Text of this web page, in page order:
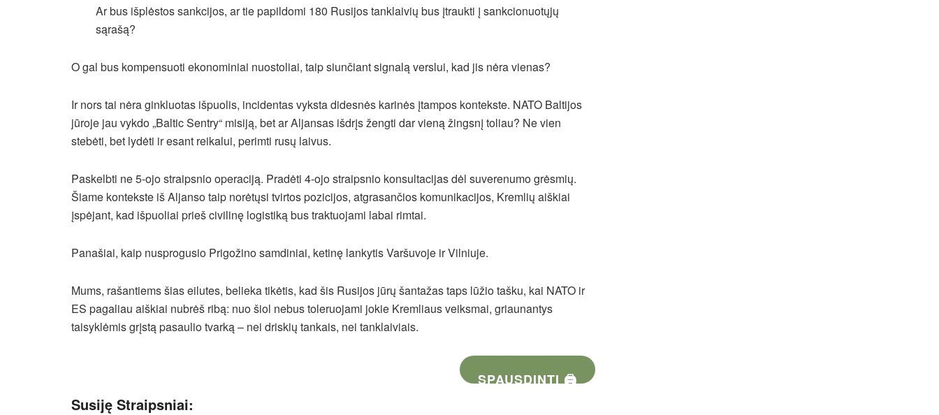
Ar bus išplėstos sankcijos, ar tie papildomi 180 Rusijos tanklaivių bus įtraukti į sankcionuotųjų
sąrašą?
O gal bus kompensuoti ekonominiai nuostoliai, taip siunčiant signalą verslui, kad jis nėra vienas?
Ir nors tai nėra ginkluotas išpuolis, incidentas vyksta didesnės karinės įtampos kontekste. NATO Baltijos
jūroje jau vykdo „Baltic Sentry“ misiją, bet ar Aljansas išdrįs žengti dar vieną žingsnį toliau? Ne vien
stebėti, bet lydėti ir esant reikalui, perimti rusų laivus.
Paskelbti ne 5-ojo straipsnio operaciją. Pradėti 4-ojo straipsnio konsultacijas dėl suverenumo grėsmių.
Šiame kontekste iš Aljanso taip norėtųsi tvirtos pozicijos, atgrasančios komunikacijos, Kremlių aiškiai
įspėjant, kad išpuoliai prieš civilinę logistiką bus traktuojami labai rimtai.
Panašiai, kaip nusprogusio Prigožino samdiniai, ketinę lankytis Varšuvoje ir Vilniuje.
Mums, rašantiems šias eilutes, belieka tikėtis, kad šis Rusijos jūrų šantažas taps lūžio tašku, kai NATO ir
ES pagaliau aiškiai nubrėš ribą: nuo šiol nebus toleruojami jokie Kremliaus veiksmai, griaunantys
taisyklėmis grįstą pasaulio tvarką – nei driskių tankais, nei tanklaiviais.
SPAUSDINTI 🖨
Susiję Straipsniai: